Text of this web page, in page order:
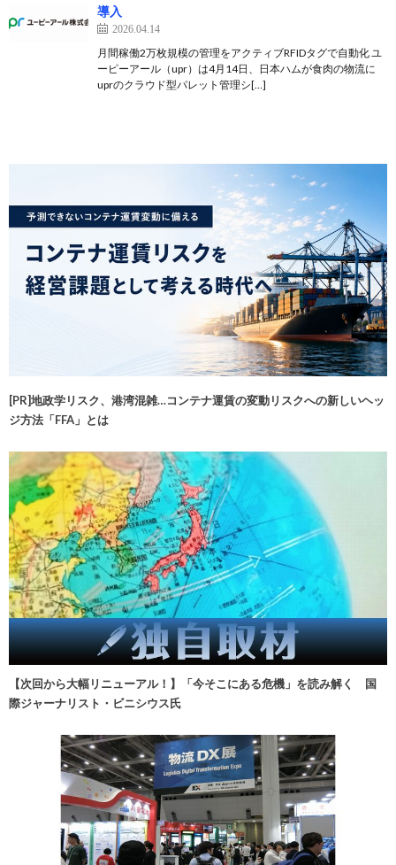
導入
2026.04.14
月間稼働2万枚規模の管理をアクティブRFIDタグで自動化 ユ
ーピーアール（upr）は4月14日、日本ハムが食肉の物流に
uprのクラウド型パレット管理シ[…]
[PR]地政学リスク、港湾混雑…コンテナ運賃の変動リスクへの新しいヘッ
ジ方法「FFA」とは
【次回から大幅リニューアル！】「今そこにある危機」を読み解く 国
際ジャーナリスト・ビニシウス氏